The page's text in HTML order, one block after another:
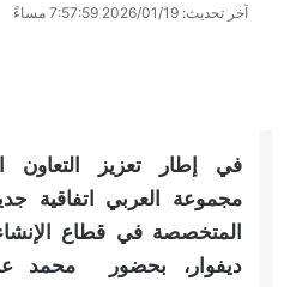
آخر تحديث: 2026/01/19 7:57:59 مساءً
في إطار تعزيز التعاون
المتخصصة في قطاع
ديفوار، بحضور محمد